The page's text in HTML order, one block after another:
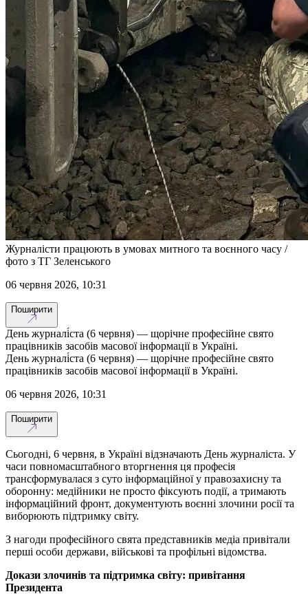
Журналісти працюють в умовах митного та воєнного часу /
фото з ТГ Зеленського
06 червня 2026, 10:31
Поширити
День журналі́ста (6 червня) — щорічне професійне свято
працівників засобів масової інформації в Україні.
День журналі́ста (6 червня) — щорічне професійне свято
працівників засобів масової інформації в Україні.
06 червня 2026, 10:31
Поширити
Сьогодні, 6 червня, в Україні відзначають День журналіста. У
часи повномасштабного вторгнення ця професія
трансформувалася з суто інформаційної у правозахисну та
оборонну: медійники не просто фіксують події, а тримають
інформаційний фронт, документують воєнні злочини росії та
виборюють підтримку світу.
З нагоди професійного свята представників медіа привітали
перші особи держави, військові та профільні відомства.
Докази злочинів та підтримка світу: привітання
Президента